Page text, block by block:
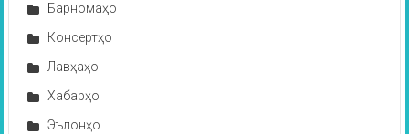
Барномаҳо
Консертҳо
Лавҳаҳо
Хабарҳо
Эълонҳо